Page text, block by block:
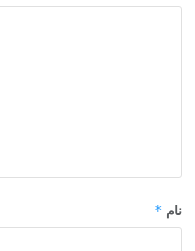
نام *